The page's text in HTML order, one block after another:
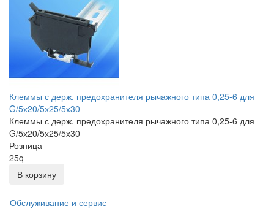
Клеммы с держ. предохранителя рычажного типа 0,25-6 для
G/5х20/5х25/5х30
Клеммы с держ. предохранителя рычажного типа 0,25-6 для
G/5х20/5х25/5х30
Розница
25q
В корзину
Обслуживание и сервис